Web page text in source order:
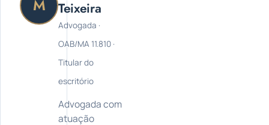
M Teixeira
Advogada ·
OAB/MA 11.810 ·
Titular do
escritório
Advogada com
atuação